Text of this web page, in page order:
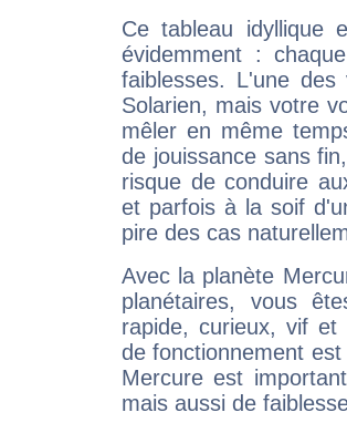
Ce tableau idyllique
évidemment :
faiblesses. L'une
Solarien, mais votre
mêler en même
de jouissance sans
risque de conduire
et parfois à la soif
pire des cas
Avec la planète
planétaires, vous
rapide, curieux, vif et
de fonctionnement
Mercure est
mais aussi de